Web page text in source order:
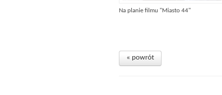
Na planie filmu "Miasto 44"
« powrót